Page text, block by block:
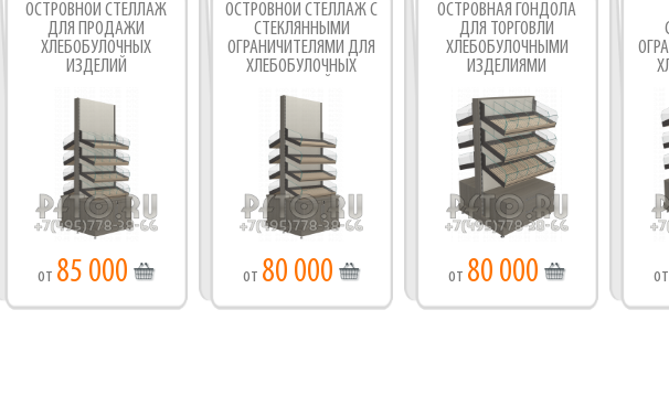
ОСТРОВНОЙ СТЕЛЛАЖ
ДЛЯ ПРОДАЖИ
ХЛЕБОБУЛОЧНЫХ
ИЗДЕЛИЙ
от 85 000
ОСТРОВНОЙ СТЕЛЛАЖ С
СТЕКЛЯННЫМИ
ОГРАНИЧИТЕЛЯМИ ДЛЯ
ХЛЕБОБУЛОЧНЫХ
от 80 000
ОСТРОВНАЯ ГОНДОЛА
ДЛЯ ТОРГОВЛИ
ХЛЕБОБУЛОЧНЫМИ
ИЗДЕЛИЯМИ
от 80 000 от